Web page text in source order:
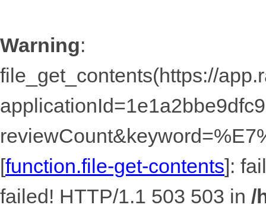
Warning:
file_get_contents(https://
[function.file-get-contents]:
failed! HTTP/1.1 503 503 in /